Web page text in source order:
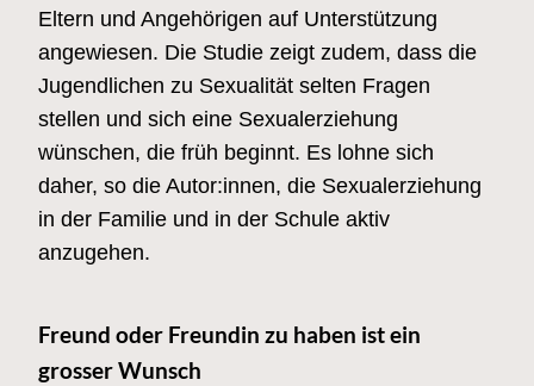
Eltern und Angehörigen auf Unterstützung
angewiesen. Die Studie zeigt zudem, dass die
Jugendlichen zu Sexualität selten Fragen
stellen und sich eine Sexualerziehung
wünschen, die früh beginnt. Es lohne sich
daher, so die Autor:innen, die Sexualerziehung
in der Familie und in der Schule aktiv
anzugehen.
Freund oder Freundin zu haben ist ein
grosser Wunsch